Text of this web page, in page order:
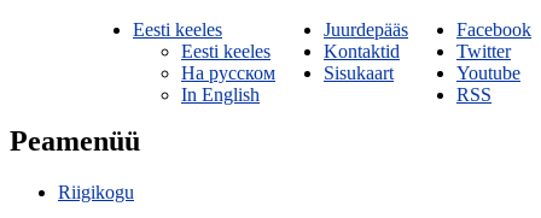
Facebook
Twitter
Youtube
RSS
Juurdepääs
Kontaktid
Sisukaart
Eesti keeles
Eesti keeles
На русском
In English
Peamenüü
Riigikogu